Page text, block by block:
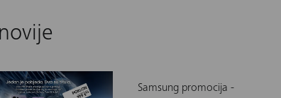
Samsung promocija -